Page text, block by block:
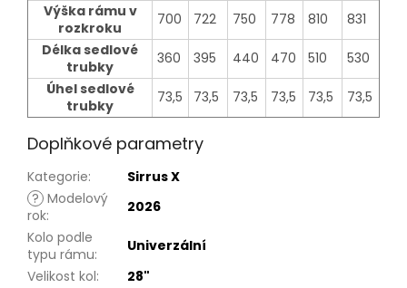
Výška rámu v
rozkroku
700 722 750 778 810
831
Délka sedlové
trubky
360 395 440 470 510
530
Úhel sedlové
trubky
73,5 73,5 73,5 73,5 73,5 73,5
Doplňkové parametry
Kategorie:
Sirrus X
? Modelový
rok:
2026
Kolo podle
typu rámu:
Univerzální
Velikost kol: 28"